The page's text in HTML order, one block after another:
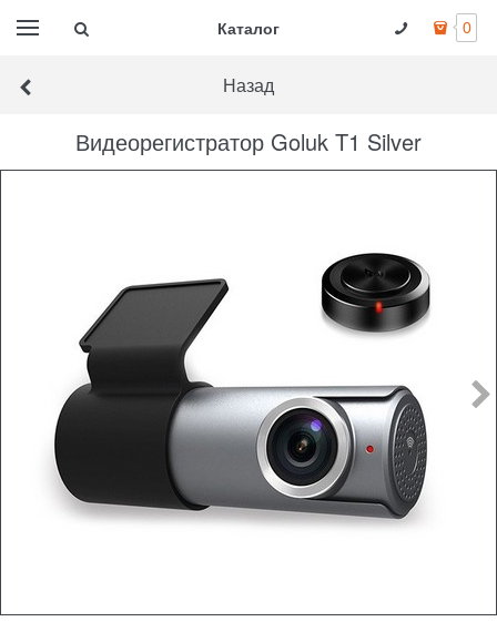
Каталог 0
Назад
Видеорегистратор Goluk T1 Silver